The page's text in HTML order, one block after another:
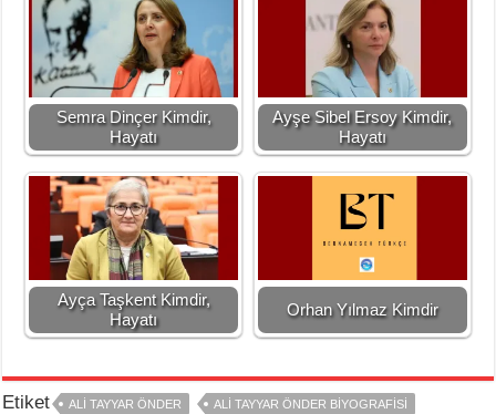
Semra Dinçer Kimdir,
Hayatı
Ayşe Sibel Ersoy Kimdir,
Hayatı
Ayça Taşkent Kimdir,
Hayatı
Orhan Yılmaz Kimdir
Etiket ALI TAYYAR ÖNDER
ALI TAYYAR ÖNDER BIYOGRAFISI